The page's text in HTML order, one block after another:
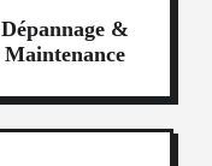
Dépannage &
Maintenance